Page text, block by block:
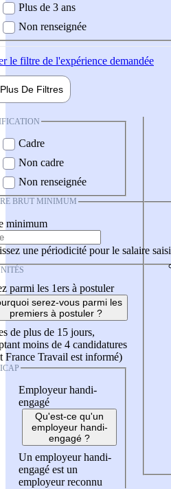
Plus de 3 ans
Non renseignée
le filtre de l'expérience demandée
Plus De Filtres
Cadre
Non cadre
Non renseignée
BRUT MINIMUM
minimum
une périodicité pour le salaire saisi
parmi les 1ers à postuler
serez-vous parmi les
premiers à postuler ?
de plus de 15 jours,
moins de 4 candidatures
France Travail est informé)
Employeur handi-
engagé
Qu'est-ce qu'un
employeur handi-
engagé ?
Un employeur handi-
engagé est un
employeur reconnu